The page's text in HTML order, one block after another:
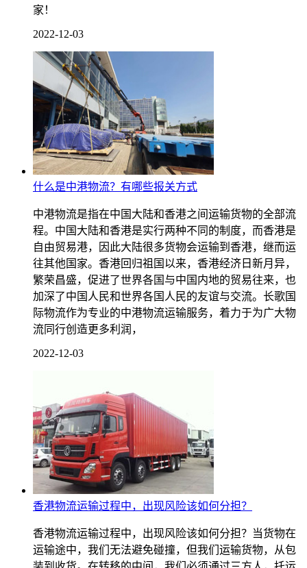
家！
2022-12-03
什么是中港物流？有哪些报关方式
中港物流是指在中国大陆和香港之间运输货物的全部流
程。中国大陆和香港是实行两种不同的制度，而香港是
自由贸易港，因此大陆很多货物会运输到香港，继而运
往其他国家。香港回归祖国以来，香港经济日新月异，
繁荣昌盛，促进了世界各国与中国内地的贸易往来，也
加深了中国人民和世界各国人民的友谊与交流。长歌国
际物流作为专业的中港物流运输服务，着力于为广大物
流同行创造更多利润，
2022-12-03
香港物流运输过程中，出现风险该如何分担？
香港物流运输过程中，出现风险该如何分担？当货物在
运输途中，我们无法避免碰撞，但我们运输货物，从包